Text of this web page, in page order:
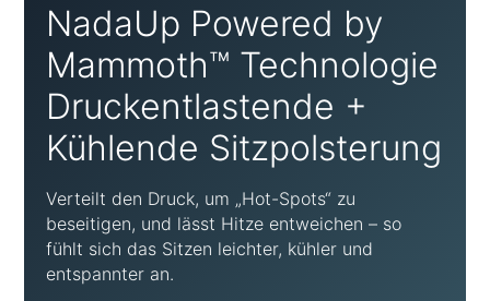
NadaUp Powered by
Mammoth™ Technologie
Druckentlastende +
Kühlende Sitzpolsterung
Verteilt den Druck, um „Hot-Spots“ zu
beseitigen, und lässt Hitze entweichen – so
fühlt sich das Sitzen leichter, kühler und
entspannter an.